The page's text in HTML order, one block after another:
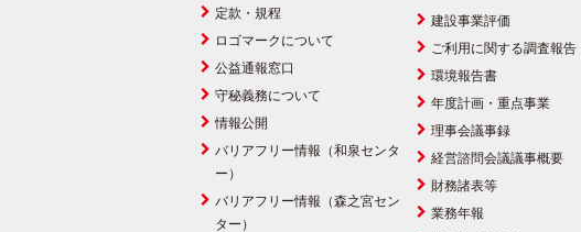
定款・規程
ロゴマークについて
公益通報窓口
守秘義務について
情報公開
バリアフリー情報（和泉センタ
ー）
バリアフリー情報（森之宮セン
ター）
建設事業評価
ご利用に関する調査報告
環境報告書
年度計画・重点事業
理事会議事録
経営諮問会議議事概要
財務諸表等
業務年報